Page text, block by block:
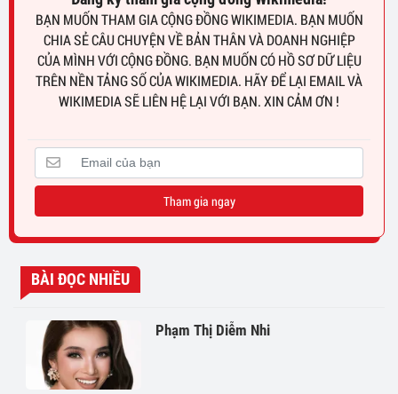
BẠN MUỐN THAM GIA CỘNG ĐỒNG WIKIMEDIA. BẠN MUỐN
CHIA SẺ CÂU CHUYỆN VỀ BẢN THÂN VÀ DOANH NGHIỆP
CỦA MÌNH VỚI CỘNG ĐỒNG. BẠN MUỐN CÓ HỒ SƠ DỮ LIỆU
TRÊN NỀN TẢNG SỐ CỦA WIKIMEDIA. HÃY ĐỂ LẠI EMAIL VÀ
WIKIMEDIA SẼ LIÊN HỆ LẠI VỚI BẠN. XIN CẢM ƠN !
Tham gia ngay
BÀI ĐỌC NHIỀU
Phạm Thị Diễm Nhi